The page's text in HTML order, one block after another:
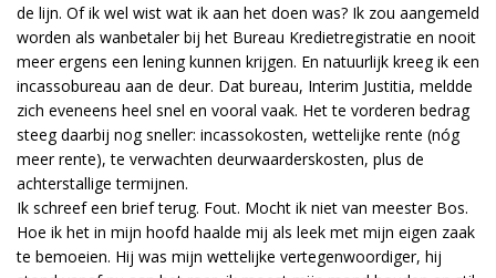
de lijn. Of ik wel wist wat ik aan het doen was? Ik zou aangemeld
worden als wanbetaler bij het Bureau Kredietregistratie en nooit
meer ergens een lening kunnen krijgen. En natuurlijk kreeg ik een
incassobureau aan de deur. Dat bureau, Interim Justitia, meldde
zich eveneens heel snel en vooral vaak. Het te vorderen bedrag
steeg daarbij nog sneller: incassokosten, wettelijke rente (nóg
meer rente), te verwachten deurwaarderskosten, plus de
achterstallige termijnen.
Ik schreef een brief terug. Fout. Mocht ik niet van meester Bos.
Hoe ik het in mijn hoofd haalde mij als leek met mijn eigen zaak
te bemoeien. Hij was mijn wettelijke vertegenwoordiger, hij